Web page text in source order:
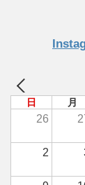
日 月
26
2